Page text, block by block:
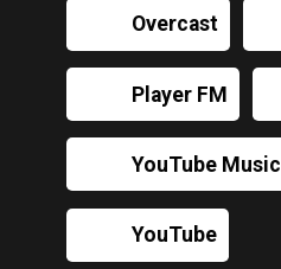
Overcast
Player FM
YouTube Music
YouTube